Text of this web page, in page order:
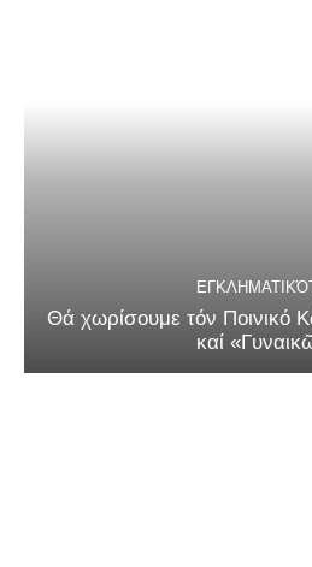
Θά χωρίσουμε τόν Ποινικό
καί